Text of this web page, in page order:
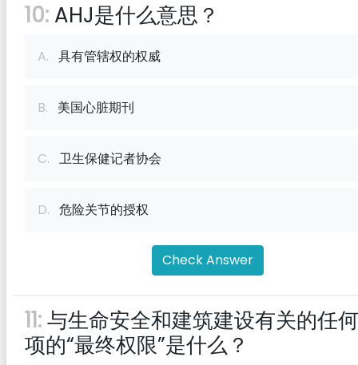
10: AHJ是什么意思？
A. 具有管辖权的权威
B. 美国心脏期刊
C. 卫生保健记者协会
D. 危险关节的授权
Check Answer
11:与生命安全和建筑建设有关的任
项的“最终权限”是什么？